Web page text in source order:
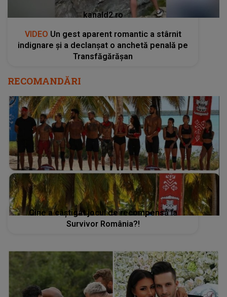
kanald2.ro
VIDEO Un gest aparent romantic a stârnit
indignare și a declanșat o anchetă penală pe
Transfăgărășan
RECOMANDĂRI
Cine a câștigat jocul de recompensă la
Survivor România?!